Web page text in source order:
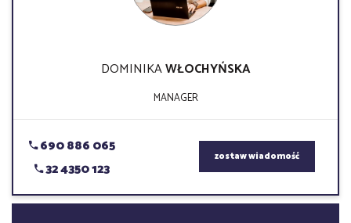
DOMINIKAWŁOCHYŃSKA
MANAGER
690 886 065
32 4350 123
zostaw wiadomość